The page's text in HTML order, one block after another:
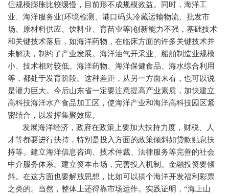
但规模膨胀比较缓慢，目前形不成规模效益。同时，海洋工
业、海洋服务业(环境检测、港口码头冷藏运输物流、批发市
场、原材料供应、饮料业、育苗业等)创新能力不强，基础技术
和关键技术落后，如海洋药物，在临床方面的许多关键技术并
未解决，制约了产业发展。海洋油气开采业、船舶制造业规模
小、技术相对较低。海洋药物、海洋保健食品、海水综合利用
等，都处于发育阶段。这种差距，从另一方面来看，也可以说
是潜力巨大。今后山东省一定要注意提高产业素质，加快建立
高科技海洋水产食品加工区，使海洋产业和海洋高科技园区紧
密结合，以发挥集聚效应。
发展海洋经济，政府在政策上要加大扶持力度，财税、人
才等都要进行扶持，特别是投入方面的政策倾斜如贷款贴息扶
持等。建立海洋信息咨询、技术仲裁、法律服务等完善的社会
中介服务体系。建立资本市场，完善投入机制。金融投资要倾
斜。在这方面也要解放思想，比如可以搞个海洋开发福利彩票
之类的。当然，整体上还得靠市场运作。实践证明，“海上山